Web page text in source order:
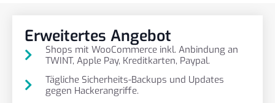
Erweitertes Angebot
Shops mit WooCommerce inkl. Anbindung an
TWINT, Apple Pay, Kreditkarten, Paypal.
Tägliche Sicherheits-Backups und Updates
gegen Hackerangriffe.